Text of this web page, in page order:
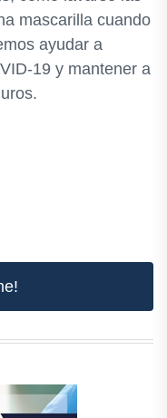
mascarilla cuando
ayudar a
19 y mantener a